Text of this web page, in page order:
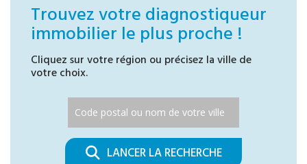
Trouvez votre diagnostiqueur
immobilier le plus proche !
Cliquez sur votre région ou précisez la ville de
votre choix.
LANCER LA RECHERCHE